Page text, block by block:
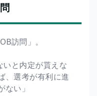
訪問」。
いと内定が貰えな
、選考が有利に進
い」